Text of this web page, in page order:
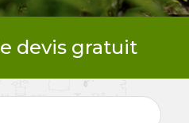
devis gratuit